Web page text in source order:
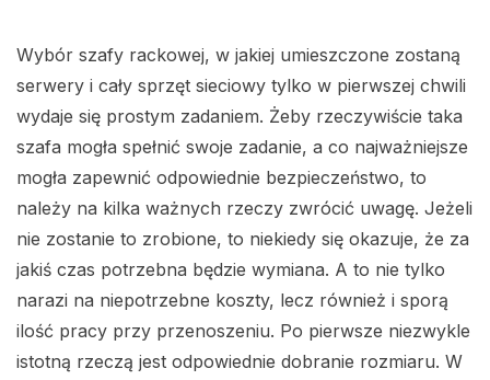
Wybór szafy rackowej, w jakiej umieszczone zostaną
serwery i cały sprzęt sieciowy tylko w pierwszej chwili
wydaje się prostym zadaniem. Żeby rzeczywiście taka
szafa mogła spełnić swoje zadanie, a co najważniejsze
mogła zapewnić odpowiednie bezpieczeństwo, to
należy na kilka ważnych rzeczy zwrócić uwagę. Jeżeli
nie zostanie to zrobione, to niekiedy się okazuje, że za
jakiś czas potrzebna będzie wymiana. A to nie tylko
narazi na niepotrzebne koszty, lecz również i sporą
ilość pracy przy przenoszeniu. Po pierwsze niezwykle
istotną rzeczą jest odpowiednie dobranie rozmiaru. W